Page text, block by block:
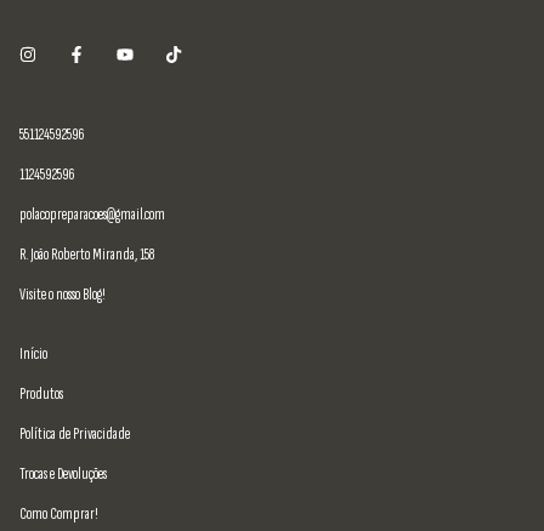
551124592596
1124592596
polacopreparacoes@gmail.com
R. João Roberto Miranda, 158
Visite o nosso Blog!
Início
Produtos
Política de Privacidade
Trocas e Devoluções
Como Comprar!